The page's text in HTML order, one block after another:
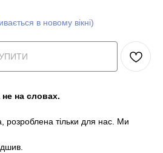
в новому вікні)
не на словах.
розроблена тільки для нас. Ми